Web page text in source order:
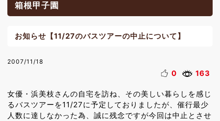
箱根甲子園
お知らせ【11/27のバスツアーの中止について】
2007/11/18
0 163
女優・浜美枝さんの自宅を訪ね、その美しい暮らしを感じ
るバスツアーを11/27に予定しておりましたが、催行最少
人数に達しなかった為、誠に残念ですが今回は中止とさせ